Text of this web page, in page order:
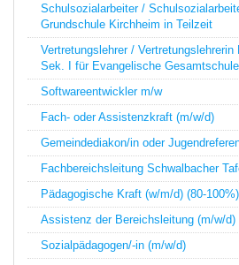
Schulsozialarbeiter /
Grundschule Kirchheim in Teilzeit
Vertretungslehrer /
Sek. I für Evangelische
Softwareentwickler m/w
Fach- oder Assistenzkraft (m/w/d)
Gemeindediakon/in oder
Fachbereichsleitung Schwalbacher
Pädagogische Kraft (w/m/d) (80-100%)
Assistenz der Bereichsleitung (m/w/d)
Sozialpädagogen/-in (m/w/d)